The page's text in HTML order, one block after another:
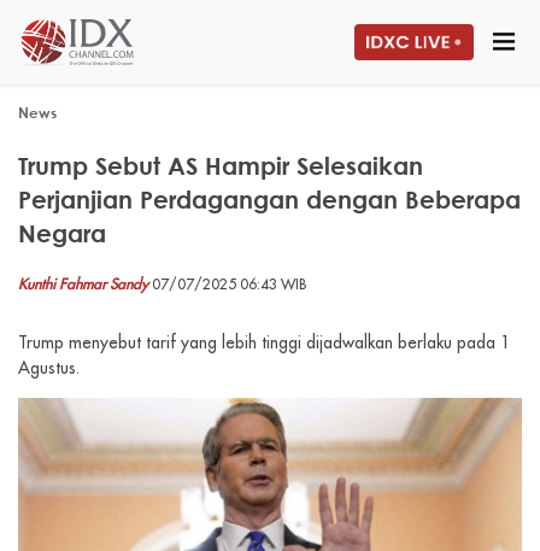
News
Trump Sebut AS Hampir Selesaikan
Perjanjian Perdagangan dengan Beberapa
Negara
Kunthi Fahmar Sandy07/07/2025 06:43 WIB
Trump menyebut tarif yang lebih tinggi dijadwalkan berlaku pada 1
Agustus.